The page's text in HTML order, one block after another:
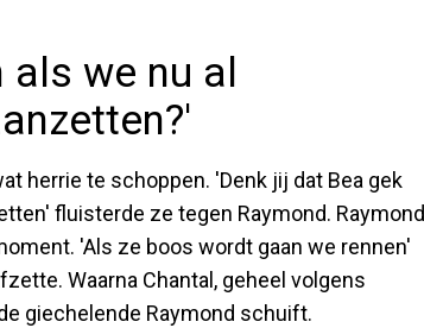
als we nu al
herrie te schoppen. 'Denk jij dat Bea gek
fluisterde ze tegen Raymond. Raymond
'Als ze boos wordt gaan we rennen'
Waarna Chantal, geheel volgens
giechelende Raymond schuift.